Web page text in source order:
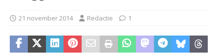
21 november 2014 Redactie 1